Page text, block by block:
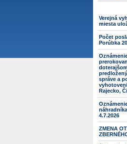
Verejná
miesta
Počet
Porúbka
správe a
Rajecko,
4.7.2026
ZMENA